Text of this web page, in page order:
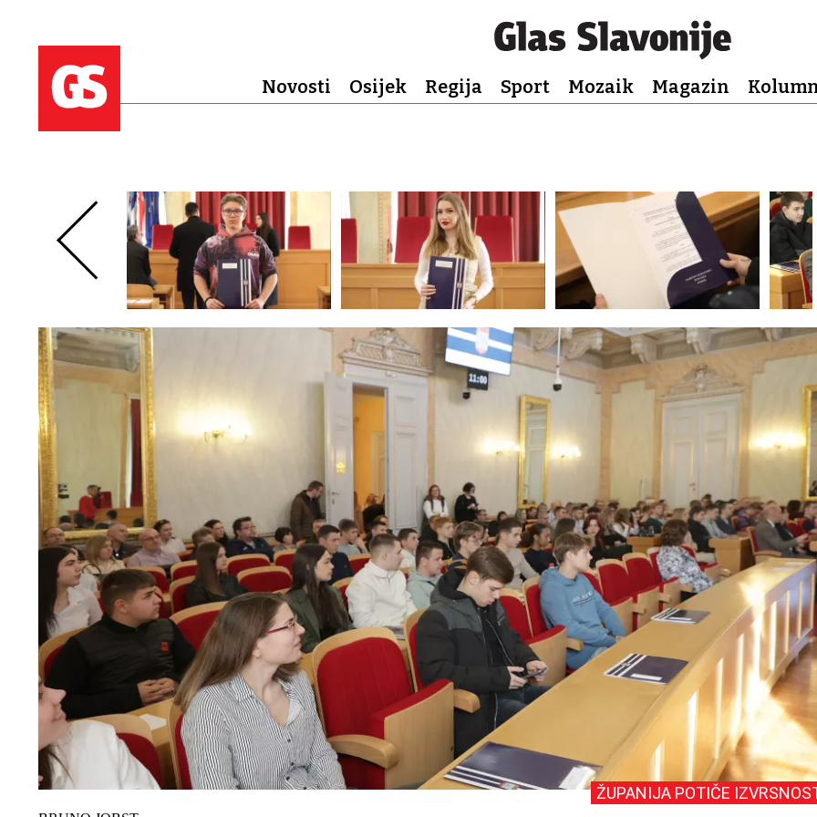
Novosti Osijek Regija Sport Mozaik Magazin
ŽUPANIJA POTIČE